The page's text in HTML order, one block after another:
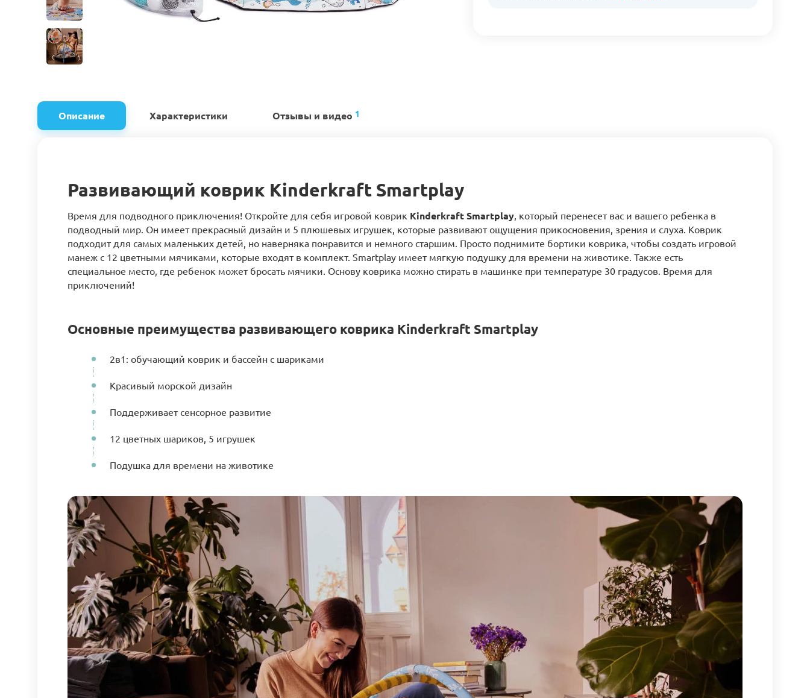
Описание Характеристики Отзывы и видео 1
Развивающий коврик Kinderkraft Smartplay
Время для подводного приключения! Откройте для себя игровой коврик Kinderkraft Smartplay, который перенесет вас и вашего ребенка в
подводный мир. Он имеет прекрасный дизайн и 5 плюшевых игрушек, которые развивают ощущения прикосновения, зрения и слуха. Коврик
подходит для самых маленьких детей, но наверняка понравится и немного старшим. Просто поднимите бортики коврика, чтобы создать игровой
манеж с 12 цветными мячиками, которые входят в комплект. Smartplay имеет мягкую подушку для времени на животике. Также есть
специальное место, где ребенок может бросать мячики. Основу коврика можно стирать в машинке при температуре 30 градусов. Время для
приключений!
Основные преимущества развивающего коврика Kinderkraft Smartplay
2в1: обучающий коврик и бассейн с шариками
Красивый морской дизайн
Поддерживает сенсорное развитие
12 цветных шариков, 5 игрушек
Подушка для времени на животике